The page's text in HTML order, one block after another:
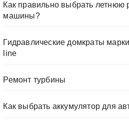
Как правильно выбрать летнюю
машины?
Гидравлические домкраты
line
Ремонт турбины
Как выбрать аккумулятор для